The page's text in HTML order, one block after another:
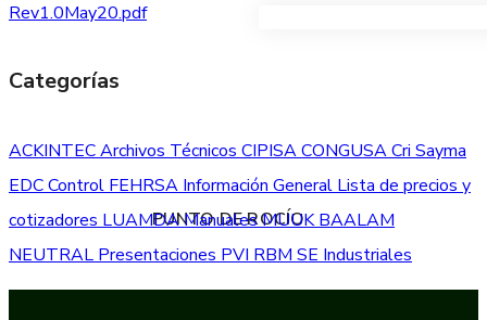
PUNTO DE ROCÍO
Rev1.0May20.pdf
Categorías
ACKINTECArchivos Técnicos CIPISACONGUSACri Sayma
EDC Control FEHRSA Información General Lista de precios y
cotizadores LUAMDAManualesMUUK BAALAM
NEUTRAL Presentaciones PVI RBM SE Industriales